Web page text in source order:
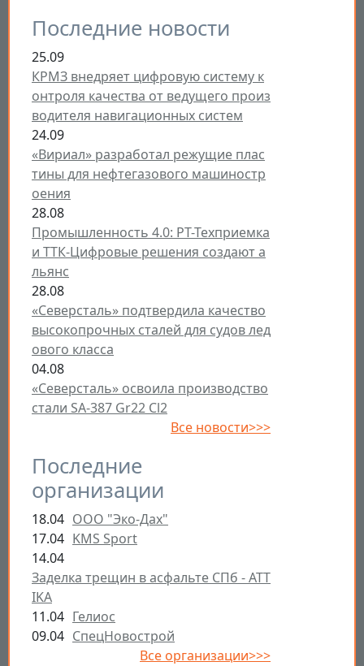
Последние новости
25.09
КРМЗ внедряет цифровую систему к
онтроля качества от ведущего произ
водителя навигационных систем
24.09
«Вириал» разработал режущие плас
тины для нефтегазового машиностр
оения
28.08
Промышленность 4.0: РТ-Техприемка
и ТТК-Цифровые решения создают а
льянс
28.08
«Северсталь» подтвердила качество
высокопрочных сталей для судов лед
ового класса
04.08
«Северсталь» освоила производство
стали SA-387 Gr22 Cl2
Все новости>>>
Последние
организации
18.04 ООО "Эко-Дах"
17.04 KMS Sport
14.04
Заделка трещин в асфальте СПб - ATT
IKA
11.04 Гелиос
09.04 СпецНовострой
Все организации>>>